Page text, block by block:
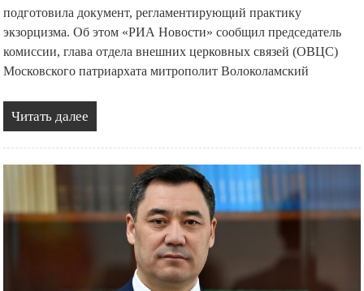
подготовила документ, регламентирующий практику
экзорцизма. Об этом «РИА Новости» сообщил председатель
комиссии, глава отдела внешних церковных связей (ОВЦС)
Московского патриархата митрополит Волоколамский
Читать далее